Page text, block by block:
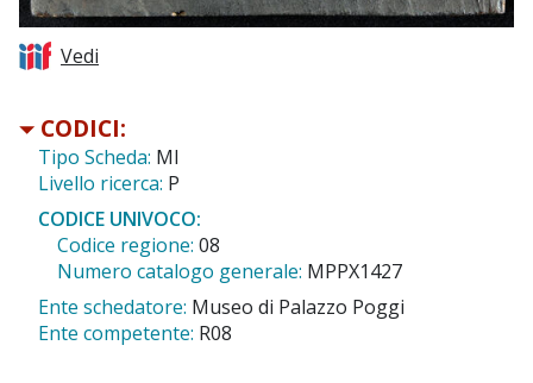
Vedi
CODICI:
Tipo Scheda: MI
Livello ricerca: P
CODICE UNIVOCO:
Codice regione: 08
Numero catalogo generale: MPPX1427
Ente schedatore: Museo di Palazzo Poggi
Ente competente: R08